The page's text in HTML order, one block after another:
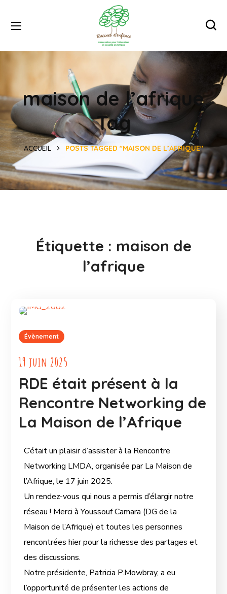
maison de l’afrique
Tag
ACCUEIL POSTS TAGGED "MAISON DE L’AFRIQUE"
Étiquette : maison de
l’afrique
Évènement
19 juin 2025
RDE était présent à la
Rencontre Networking de
La Maison de l’Afrique
C’était un plaisir d’assister à la Rencontre
Networking LMDA, organisée par La Maison de
l’Afrique, le 17 juin 2025.
Un rendez-vous qui nous a permis d’élargir notre
réseau ! Merci à Youssouf Camara (DG de la
Maison de l’Afrique) et toutes les personnes
rencontrées hier pour la richesse des partages et
des discussions.
Notre présidente, Patricia P.Mowbray, a eu
l’opportunité de présenter les actions de